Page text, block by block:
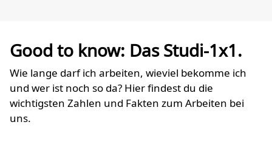
Good to know: Das Studi-1x1.
Wie lange darf ich arbeiten, wieviel bekomme ich
und wer ist noch so da? Hier findest du die
wichtigsten Zahlen und Fakten zum Arbeiten bei
uns.